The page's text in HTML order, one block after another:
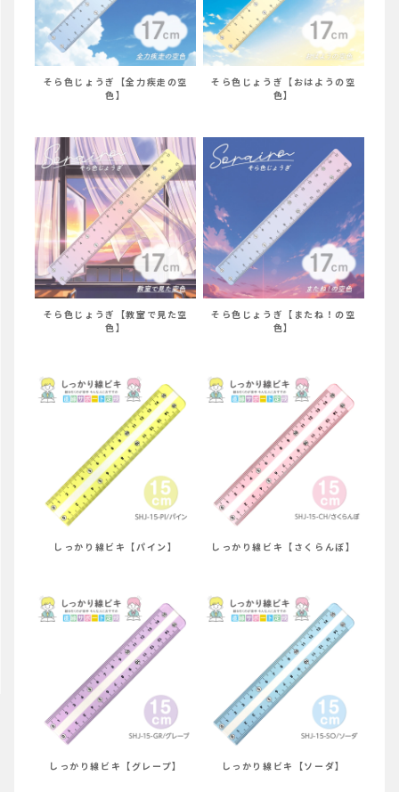
そら色じょうぎ【全力疾走の空
色】
そら色じょうぎ【おはようの空
色】
そら色じょうぎ【教室で見た空
色】
そら色じょうぎ【またね！の空
色】
しっかり線ビキ【パイン】 しっかり線ビキ【さくらんぼ】
しっかり線ビキ【グレープ】 しっかり線ビキ【ソーダ】